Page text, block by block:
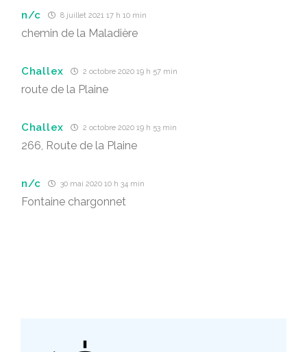
n/c 8 juillet 2021 17 h 10 min
chemin de la Maladière
Challex 2 octobre 2020 19 h 57 min
route de la Plaine
Challex 2 octobre 2020 19 h 53 min
266, Route de la Plaine
n/c 30 mai 2020 10 h 34 min
Fontaine chargonnet